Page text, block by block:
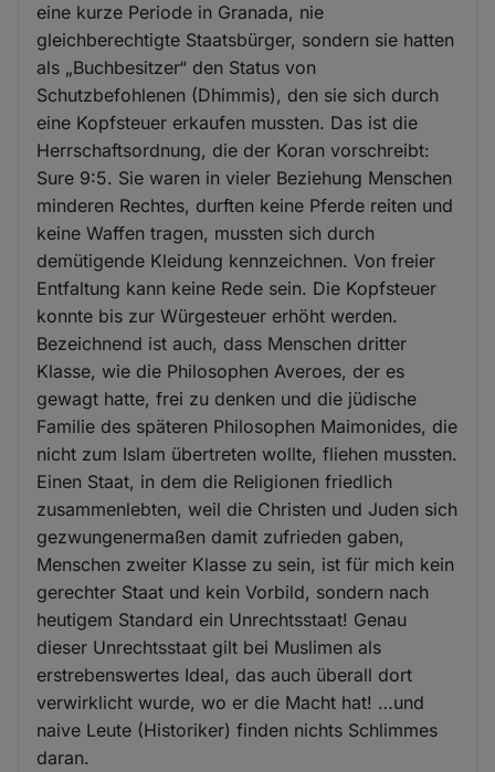
eine kurze Periode in Granada, nie
gleichberechtigte Staatsbürger, sondern sie hatten
als „Buchbesitzer“ den Status von
Schutzbefohlenen (Dhimmis), den sie sich durch
eine Kopfsteuer erkaufen mussten. Das ist die
Herrschaftsordnung, die der Koran vorschreibt:
Sure 9:5. Sie waren in vieler Beziehung Menschen
minderen Rechtes, durften keine Pferde reiten und
keine Waffen tragen, mussten sich durch
demütigende Kleidung kennzeichnen. Von freier
Entfaltung kann keine Rede sein. Die Kopfsteuer
konnte bis zur Würgesteuer erhöht werden.
Bezeichnend ist auch, dass Menschen dritter
Klasse, wie die Philosophen Averoes, der es
gewagt hatte, frei zu denken und die jüdische
Familie des späteren Philosophen Maimonides, die
nicht zum Islam übertreten wollte, fliehen mussten.
Einen Staat, in dem die Religionen friedlich
zusammenlebten, weil die Christen und Juden sich
gezwungenermaßen damit zufrieden gaben,
Menschen zweiter Klasse zu sein, ist für mich kein
gerechter Staat und kein Vorbild, sondern nach
heutigem Standard ein Unrechtsstaat! Genau
dieser Unrechtsstaat gilt bei Muslimen als
erstrebenswertes Ideal, das auch überall dort
verwirklicht wurde, wo er die Macht hat! …und
naive Leute (Historiker) finden nichts Schlimmes
daran.